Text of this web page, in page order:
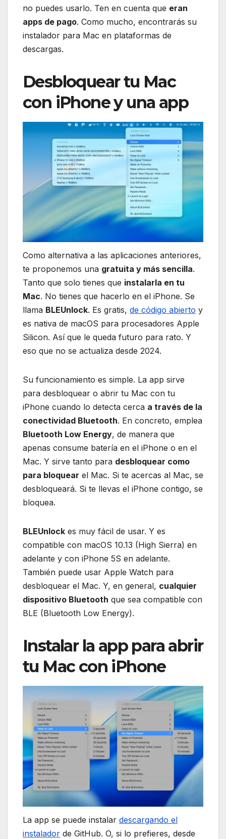
no puedes usarlo. Ten en cuenta que eran
apps de pago. Como mucho, encontrarás su
instalador para Mac en plataformas de
descargas.
Desbloquear tu Mac
con iPhone y una app
Como alternativa a las aplicaciones anteriores,
te proponemos una gratuita y más sencilla.
Tanto que solo tienes que instalarla en tu
Mac. No tienes que hacerlo en el iPhone. Se
llama BLEUnlock. Es gratis, de código abierto y
es nativa de macOS para procesadores Apple
Silicon. Así que le queda futuro para rato. Y
eso que no se actualiza desde 2024.
Su funcionamiento es simple. La app sirve
para desbloquear o abrir tu Mac con tu
iPhone cuando lo detecta cerca a través de la
conectividad Bluetooth. En concreto, emplea
Bluetooth Low Energy, de manera que
apenas consume batería en el iPhone o en el
Mac. Y sirve tanto para desbloquear como
para bloquear el Mac. Si te acercas al Mac, se
desbloqueará. Si te llevas el iPhone contigo, se
bloquea.
BLEUnlock es muy fácil de usar. Y es
compatible con macOS 10.13 (High Sierra) en
adelante y con iPhone 5S en adelante.
También puede usar Apple Watch para
desbloquear el Mac. Y, en general, cualquier
dispositivo Bluetooth que sea compatible con
BLE (Bluetooth Low Energy).
Instalar la app para abrir
tu Mac con iPhone
La app se puede instalar descargando el
instalador de GitHub. O, si lo prefieres, desde